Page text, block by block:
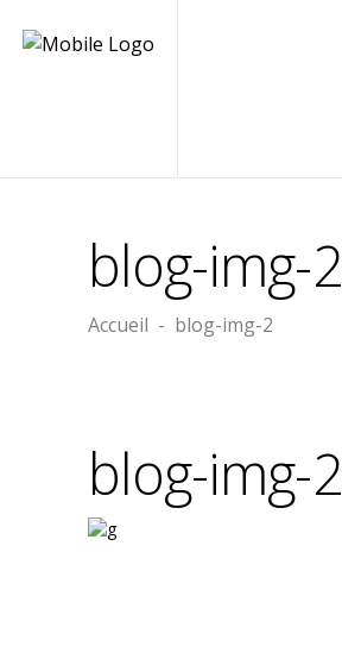
blog-img-2
Accueil - blog-img-2
blog-img-2